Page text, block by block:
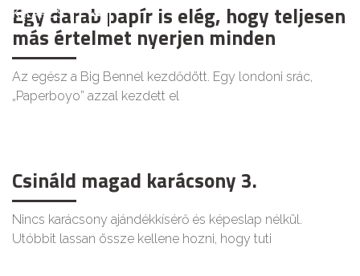
KIKAPCS
Egy darab papír is elég, hogy teljesen
más értelmet nyerjen minden
Az egész a Big Bennel kezdődött. Egy londoni srác,
„Paperboyo” azzal kezdett el
Csináld magad karácsony 3.
Nincs karácsony ajándékkísérő és képeslap nélkül.
Utóbbit lassan össze kellene hozni, hogy tuti